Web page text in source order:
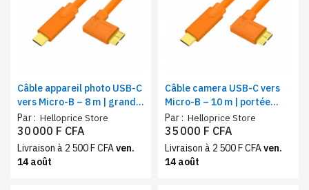
Câble appareil photo USB-C
vers Micro-B – 8 m | grande
liberté de mouvement
Par : Helloprice Store
30 000 F CFA
Livraison à 2 500 F CFAven.
14 août
Câble camera USB-C vers
Micro-B – 10 m | portée
longue distance
Par : Helloprice Store
35 000 F CFA
Livraison à 2 500 F CFAven.
14 août